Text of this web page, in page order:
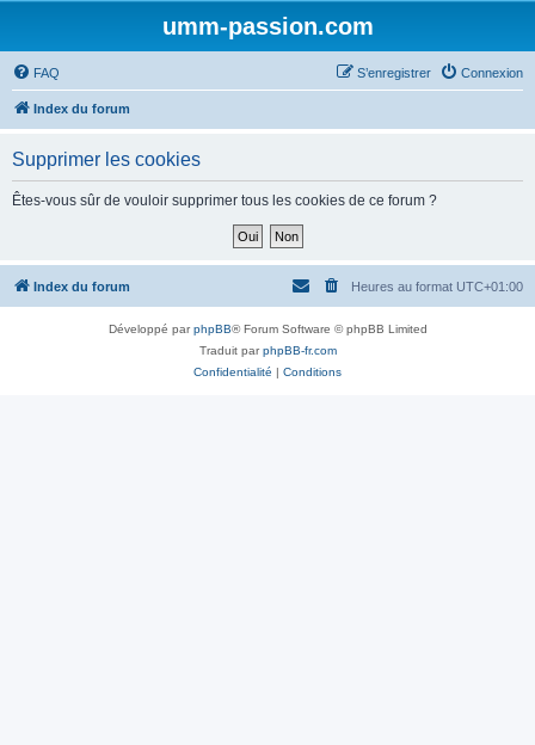
umm-passion.com
FAQ Connexion
S’enregistrer
Index du forum
Supprimer les cookies
Êtes-vous sûr de vouloir supprimer tous les cookies de ce forum ?
Index du forum Heures au format UTC+01:00
Développé parphpBB® Forum Software © phpBB Limited
Traduit parphpBB-fr.com
Confidentialité | Conditions